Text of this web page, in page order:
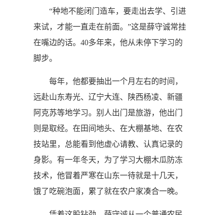
“种地不能闭门造车，要走出去学、引进
来试，才能一直走在前面。”这是薛守诚常挂
在嘴边的话。40多年来，他从未停下学习的
脚步。
每年，他都要抽出一个月左右的时间，
远赴山东寿光、辽宁大连、陕西杨凌、新疆
阿克苏等地学习。别人出门是旅游，他出门
则是取经。在田间地头、在大棚基地、在农
技站里，总能看到他虚心请教、认真记录的
身影。有一年冬天，为了学习大棚木瓜防冻
技术，他冒着严寒在山东一待就是十几天，
饿了吃碗泡面，累了就在农户家凑合一晚。